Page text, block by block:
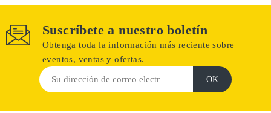
Suscríbete a nuestro boletín
Obtenga toda la información más reciente sobre
eventos, ventas y ofertas.